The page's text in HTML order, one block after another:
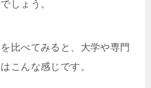
しょう。
比べてみると、大学や専門
こんな感じです。